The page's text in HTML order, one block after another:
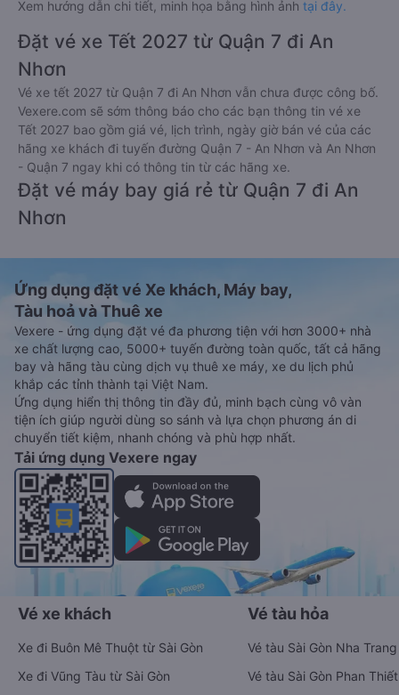
Xem hướng dẫn chi tiết, minh họa bằng hình ảnh tại đây.
Đặt vé xe Tết 2027 từ Quận 7 đi An
Nhơn
Vé xe tết 2027 từ Quận 7 đi An Nhơn vẫn chưa được công bố.
Vexere.com sẽ sớm thông báo cho các bạn thông tin vé xe
Tết 2027 bao gồm giá vé, lịch trình, ngày giờ bán vé của các
hãng xe khách đi tuyến đường Quận 7 - An Nhơn và An Nhơn
- Quận 7 ngay khi có thông tin từ các hãng xe.
Đặt vé máy bay giá rẻ từ Quận 7 đi An
Nhơn
Ứng dụng đặt vé Xe khách, Máy bay,
Tàu hoả và Thuê xe
Vexere - ứng dụng đặt vé đa phương tiện với hơn 3000+ nhà
xe chất lượng cao, 5000+ tuyến đường toàn quốc, tất cả hãng
bay và hãng tàu cùng dịch vụ thuê xe máy, xe du lịch phủ
khắp các tỉnh thành tại Việt Nam.
Ứng dụng hiển thị thông tin đầy đủ, minh bạch cùng vô vàn
tiện ích giúp người dùng so sánh và lựa chọn phương án di
chuyển tiết kiệm, nhanh chóng và phù hợp nhất.
Tải ứng dụng Vexere ngay
Vé xe khách
Xe đi Buôn Mê Thuột từ Sài Gòn
Xe đi Vũng Tàu từ Sài Gòn
Vé tàu hỏa
Vé tàu Sài Gòn Nha Trang
Vé tàu Sài Gòn Phan Thiết